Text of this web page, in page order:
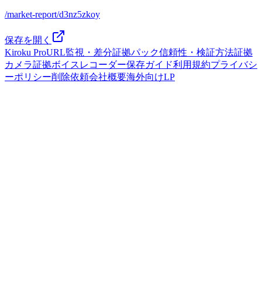
/market-report/d3nz5zkoy
保存を開く
Kiroku ProURL監視・差分証拠パック信頼性・検証方法証拠
カメラ証拠ボイスレコーダー保存ガイド利用規約プライバシ
ーポリシー削除依頼会社概要海外向けLP